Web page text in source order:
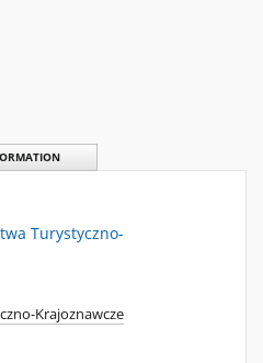
Turystyczno-
Krajoznawcze